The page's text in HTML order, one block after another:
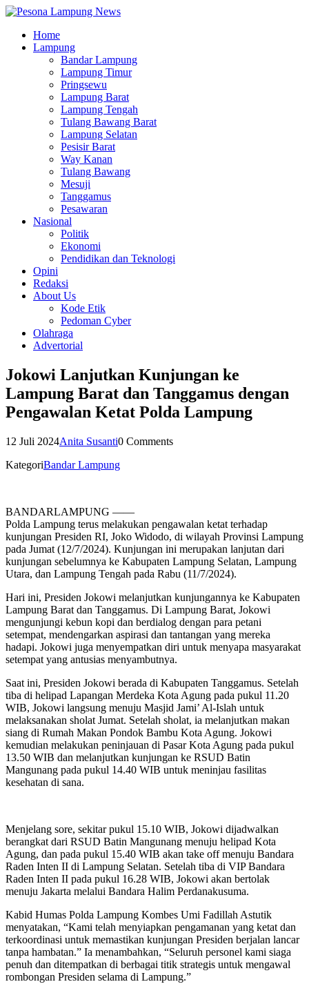
Home
Lampung
Bandar Lampung
Lampung Timur
Pringsewu
Lampung Barat
Lampung Tengah
Tulang Bawang Barat
Lampung Selatan
Pesisir Barat
Way Kanan
Tulang Bawang
Mesuji
Tanggamus
Pesawaran
Nasional
Politik
Ekonomi
Pendidikan dan Teknologi
Opini
Redaksi
About Us
Kode Etik
Pedoman Cyber
Olahraga
Advertorial
Jokowi Lanjutkan Kunjungan ke
Lampung Barat dan Tanggamus dengan
Pengawalan Ketat Polda Lampung
12 Juli 2024Anita Susanti0 Comments
KategoriBandar Lampung
BANDARLAMPUNG ——
Polda Lampung terus melakukan pengawalan ketat terhadap
kunjungan Presiden RI, Joko Widodo, di wilayah Provinsi Lampung
pada Jumat (12/7/2024). Kunjungan ini merupakan lanjutan dari
kunjungan sebelumnya ke Kabupaten Lampung Selatan, Lampung
Utara, dan Lampung Tengah pada Rabu (11/7/2024).
Hari ini, Presiden Jokowi melanjutkan kunjungannya ke Kabupaten
Lampung Barat dan Tanggamus. Di Lampung Barat, Jokowi
mengunjungi kebun kopi dan berdialog dengan para petani
setempat, mendengarkan aspirasi dan tantangan yang mereka
hadapi. Jokowi juga menyempatkan diri untuk menyapa masyarakat
setempat yang antusias menyambutnya.
Saat ini, Presiden Jokowi berada di Kabupaten Tanggamus. Setelah
tiba di helipad Lapangan Merdeka Kota Agung pada pukul 11.20
WIB, Jokowi langsung menuju Masjid Jami’ Al-Islah untuk
melaksanakan sholat Jumat. Setelah sholat, ia melanjutkan makan
siang di Rumah Makan Pondok Bambu Kota Agung. Jokowi
kemudian melakukan peninjauan di Pasar Kota Agung pada pukul
13.50 WIB dan melanjutkan kunjungan ke RSUD Batin
Mangunang pada pukul 14.40 WIB untuk meninjau fasilitas
kesehatan di sana.
Menjelang sore, sekitar pukul 15.10 WIB, Jokowi dijadwalkan
berangkat dari RSUD Batin Mangunang menuju helipad Kota
Agung, dan pada pukul 15.40 WIB akan take off menuju Bandara
Raden Inten II di Lampung Selatan. Setelah tiba di VIP Bandara
Raden Inten II pada pukul 16.28 WIB, Jokowi akan bertolak
menuju Jakarta melalui Bandara Halim Perdanakusuma.
Kabid Humas Polda Lampung Kombes Umi Fadillah Astutik
menyatakan, “Kami telah menyiapkan pengamanan yang ketat dan
terkoordinasi untuk memastikan kunjungan Presiden berjalan lancar
tanpa hambatan.” Ia menambahkan, “Seluruh personel kami siaga
penuh dan ditempatkan di berbagai titik strategis untuk mengawal
rombongan Presiden selama di Lampung.”